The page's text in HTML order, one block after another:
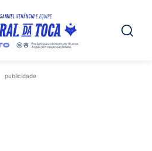
publicidade